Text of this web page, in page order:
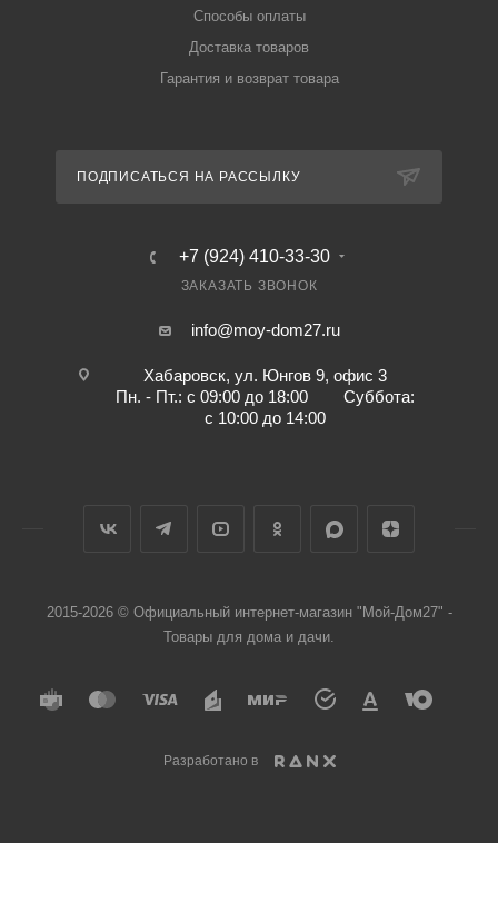
Способы оплаты
Доставка товаров
Гарантия и возврат товара
ПОДПИСАТЬСЯ НА РАССЫЛКУ
+7 (924) 410-33-30
ЗАКАЗАТЬ ЗВОНОК
info@moy-dom27.ru
Хабаровск, ул. Юнгов 9, офис 3
Пн. - Пт.: с 09:00 до 18:00 Суббота:
с 10:00 до 14:00
2015-2026 © Официальный интернет-магазин "Мой-Дом27" -
Товары для дома и дачи.
Разработано в